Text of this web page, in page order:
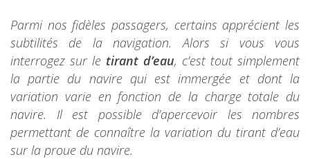
Parmi nos fidèles passagers, certains apprécient les
subtilités de la navigation. Alors si vous vous
interrogez sur le tirant d’eau, c’est tout simplement
la partie du navire qui est immergée et dont la
variation varie en fonction de la charge totale du
navire. Il est possible d’apercevoir les nombres
permettant de connaître la variation du tirant d’eau
sur la proue du navire.